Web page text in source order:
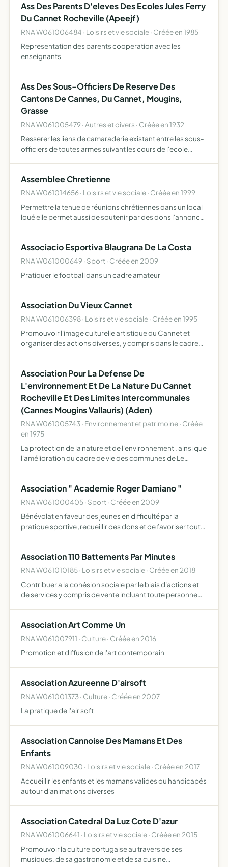
Ass Des Parents D'eleves Des Ecoles Jules Ferry
Du Cannet Rocheville (Apeejf)
RNA W061006484 · Loisirs et vie sociale · Créée en 1985
Representation des parents cooperation avec les
enseignants
Ass Des Sous-Officiers De Reserve Des
Cantons De Cannes, Du Cannet, Mougins,
Grasse
RNA W061005479 · Autres et divers · Créée en 1932
Resserer les liens de camaraderie existant entre les sous-
officiers de toutes armes suivant les cours de l'ecole
Assemblee Chretienne
RNA W061014656 · Loisirs et vie sociale · Créée en 1999
Permettre la tenue de réunions chrétiennes dans un local
loué elle permet aussi de soutenir par des dons l'annonce
Associacio Esportiva Blaugrana De La Costa
RNA W061000649 · Sport · Créée en 2009
Pratiquer le football dans un cadre amateur
Association Du Vieux Cannet
RNA W061006398 · Loisirs et vie sociale · Créée en 1995
Promouvoir l'image culturelle artistique du Cannet et
organiser des actions diverses, y compris dans le cadre
Association Pour La Defense De
L'environnement Et De La Nature Du Cannet
Rocheville Et Des Limites Intercommunales
(Cannes Mougins Vallauris) (Aden)
RNA W061005743 · Environnement et patrimoine · Créée
en 1975
La protection de la nature et de l'environnement , ainsi que
l'amélioration du cadre de vie des communes de Le
Association " Academie Roger Damiano "
RNA W061000405 · Sport · Créée en 2009
Bénévolat en faveur des jeunes en difficulté par la
pratique sportive ,recueillir des dons et de favoriser toute
Association 110 Battements Par Minutes
RNA W061010185 · Loisirs et vie sociale · Créée en 2018
Contribuer a la cohésion sociale par le biais d'actions et
de services y compris de vente incluant toute personne
Association Art Comme Un
RNA W061007911 · Culture · Créée en 2016
Promotion et diffusion de l'art contemporain
Association Azureenne D'airsoft
RNA W061001373 · Culture · Créée en 2007
La pratique de l'air soft
Association Cannoise Des Mamans Et Des
Enfants
RNA W061009030 · Loisirs et vie sociale · Créée en 2017
Accueillir les enfants et les mamans valides ou handicapés
autour d'animations diverses
Association Catedral Da Luz Cote D'azur
RNA W061006641 · Loisirs et vie sociale · Créée en 2015
Promouvoir la culture portugaise au travers de ses
musiques, de sa gastronomie et de sa cuisine